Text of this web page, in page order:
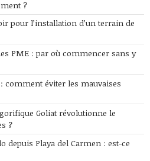
?
pour l’installation d’un terrain de
PME : par où commencer sans y
comment éviter les mauvaises
Goliat révolutionne le
?
depuis Playa del Carmen : est-ce